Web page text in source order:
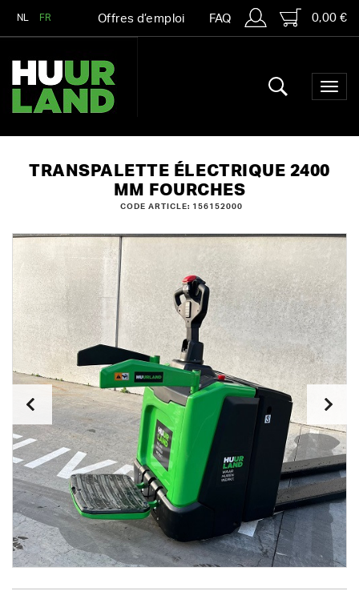
NL FR Offres d’emploi FAQ 0,00 €
TRANSPALETTE ÉLECTRIQUE 2400
MM FOURCHES
CODE ARTICLE: 156152000